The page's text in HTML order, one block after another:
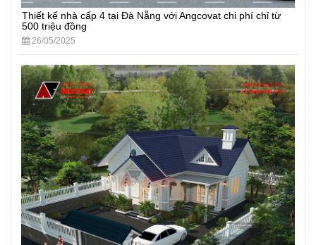
Thiết kế nhà cấp 4 tại Đà Nẵng với Angcovat chi phí chỉ từ
500 triệu đồng
26/05/2025